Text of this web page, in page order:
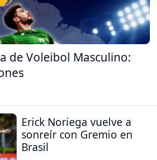
de Voleibol Masculino:
Erick Noriega vuelve a
sonreír con Gremio en
Brasil